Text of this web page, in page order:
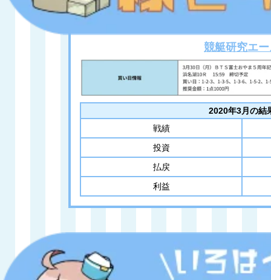
競艇研究エ
2020年3月の結
戦績
投資
払戻
利益